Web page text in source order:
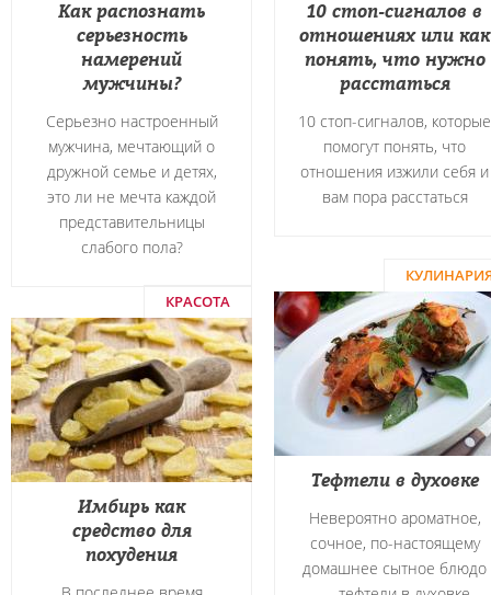
Как распознать
серьезность
намерений
мужчины?
Серьезно настроенный
мужчина, мечтающий о
дружной семье и детях,
это ли не мечта каждой
представительницы
слабого пола?
10 стоп-сигналов в
отношениях или как
понять, что нужно
расстаться
10 стоп-сигналов, которые
помогут понять, что
отношения изжили себя и
вам пора расстаться
Тефтели в духовке
Невероятно ароматное,
сочное, по-настоящему
домашнее сытное блюдо
КРАСОТА
Имбирь как
средство для
похудения